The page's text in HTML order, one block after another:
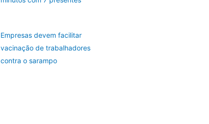
Empresas devem facilitar
vacinação de trabalhadores
contra o sarampo